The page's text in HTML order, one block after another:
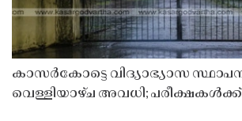
കാസർകോട്ടെ വിദ്യാഭ്യാസ
വെള്ളിയാഴ്ച അവധി; പരീക്ഷകൾക്ക്